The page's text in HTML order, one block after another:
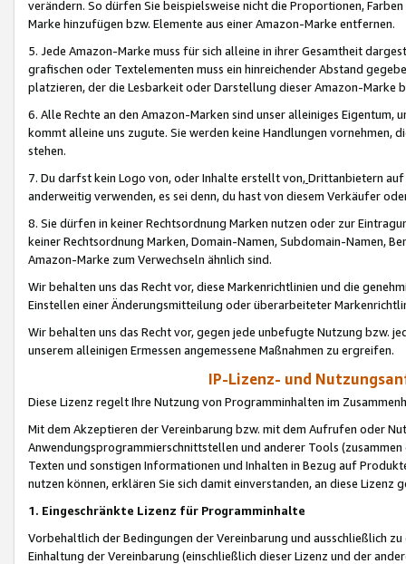
verändern. So dürfen Sie beispielsweise nicht die Proportionen,
Marke hinzufügen bzw. Elemente aus einer Amazon-Marke entfernen.
5. Jede Amazon-Marke muss für sich alleine in ihrer Gesamtheit
grafischen oder Textelementen muss ein hinreichender Abstand
platzieren, der die Lesbarkeit oder Darstellung dieser Amazon-Marke
6. Alle Rechte an den Amazon-Marken sind unser alleiniges
kommt alleine uns zugute. Sie werden keine Handlungen vornehmen,
stehen.
7. Du darfst kein Logo von, oder Inhalte erstellt von,Drittanbietern auf
anderweitig verwenden, es sei denn, du hast von diesem Verkäufer
8. Sie dürfen in keiner Rechtsordnung Marken nutzen oder zur
keiner Rechtsordnung Marken, Domain-Namen, Subdomain-Namen,
Amazon-Marke zum Verwechseln ähnlich sind.
Wir behalten uns das Recht vor, diese Markenrichtlinien und die
Einstellen einer Änderungsmitteilung oder überarbeiteter
Wir behalten uns das Recht vor, gegen jede unbefugte Nutzung bzw.
unserem alleinigen Ermessen angemessene Maßnahmen zu ergreifen.
IP-Lizenz- und
Diese Lizenz regelt Ihre Nutzung von Programminhalten im
Mit dem Akzeptieren der Vereinbarung bzw. mit dem Aufrufen oder
Anwendungsprogrammierschnittstellen und anderer Tools (zusammen
Texten und sonstigen Informationen und Inhalten in Bezug auf
nutzen können, erklären Sie sich damit einverstanden, an diese Lizenz
1. Eingeschränkte Lizenz für Programminhalte
Vorbehaltlich der Bedingungen der Vereinbarung und ausschließlich
Einhaltung der Vereinbarung (einschließlich dieser Lizenz und der